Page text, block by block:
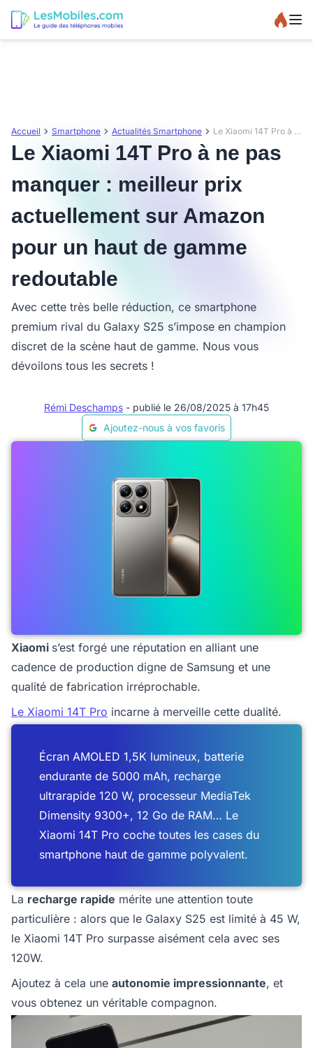
Accueil Smartphone Actualités Smartphone Le Xiaomi 14T Pro à ne pas manquer : meilleur prix actuellement sur Amazon pour un haut de gamme redoutable
Le Xiaomi 14T Pro à ne pas
manquer : meilleur prix
actuellement sur Amazon
pour un haut de gamme
redoutable
Avec cette très belle réduction, ce smartphone
premium rival du Galaxy S25 s’impose en champion
discret de la scène haut de gamme. Nous vous
dévoilons tous les secrets !
Rémi Deschamps - publié le 26/08/2025 à 17h45
Ajoutez-nous à vos favoris
Xiaomi s’est forgé une réputation en alliant une
cadence de production digne de Samsung et une
qualité de fabrication irréprochable.
Le Xiaomi 14T Pro incarne à merveille cette dualité.
Écran AMOLED 1,5K lumineux, batterie
endurante de 5000 mAh, recharge
ultrarapide 120 W, processeur MediaTek
Dimensity 9300+, 12 Go de RAM… Le
Xiaomi 14T Pro coche toutes les cases du
smartphone haut de gamme polyvalent.
La recharge rapide mérite une attention toute
particulière : alors que le Galaxy S25 est limité à 45 W,
le Xiaomi 14T Pro surpasse aisément cela avec ses
120W.
Ajoutez à cela une autonomie impressionnante, et
vous obtenez un véritable compagnon.